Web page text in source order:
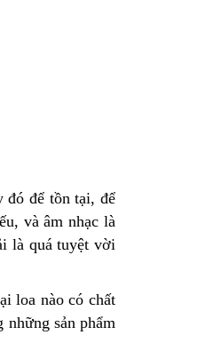
đó để tồn tại, để
và âm nhạc là
là quá tuyệt vời
loa nào có chất
sản phẩm